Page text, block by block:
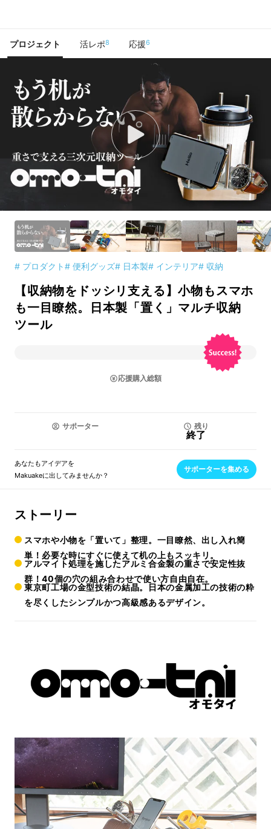
プロジェクト 活レポ8 応援6
# プロダクト# 便利グッズ# 日本製# インテリア# 収納
【収納物をドッシリ支える】小物もスマホ
も一目瞭然。日本製「置く」マルチ収納
ツール
応援購入総額
サポーター 残り
終了
あなたもアイデアを
Makuakeに出してみませんか？
サポーターを集める
ストーリー
スマホや小物を「置いて」整理。一目瞭然、出し入れ簡
単！必要な時にすぐに使えて机の上もスッキリ。
アルマイト処理を施したアルミ合金製の重さで安定性抜
群！40個の穴の組み合わせで使い方自由自在。
東京町工場の金型技術の結晶。日本の金属加工の技術の粋
を尽くしたシンプルかつ高級感あるデザイン。